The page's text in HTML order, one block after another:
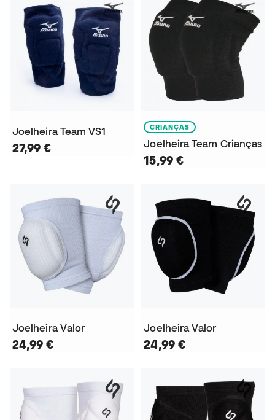
Joelheira Team VS1
27,99 €
CRIANÇAS
Joelheira Team Crianças
15,99 €
Joelheira Valor
24,99 €
Joelheira Valor
24,99 €